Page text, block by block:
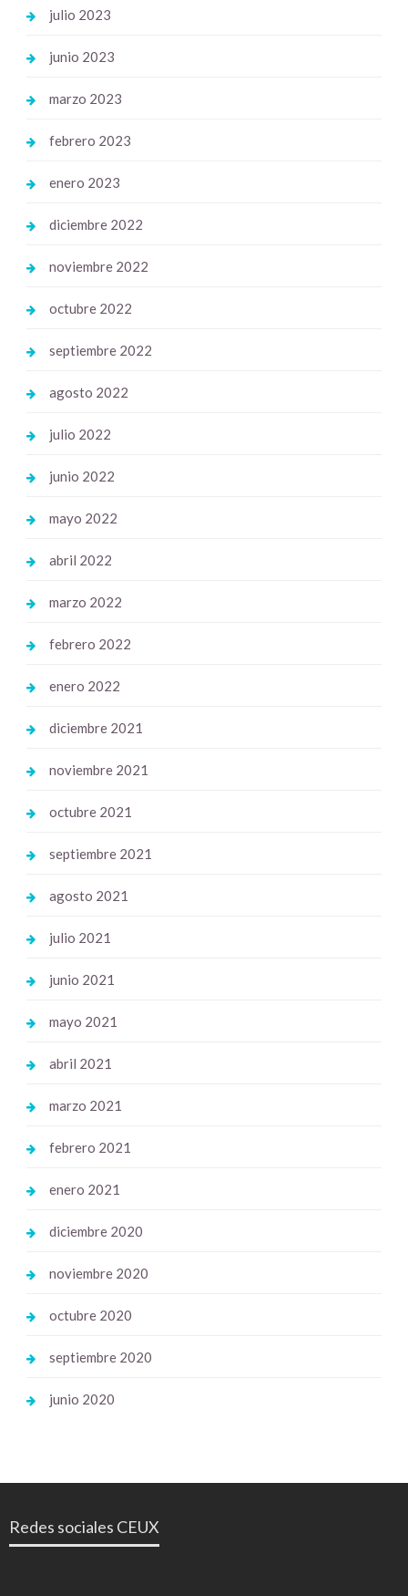
julio 2023
junio 2023
marzo 2023
febrero 2023
enero 2023
diciembre 2022
noviembre 2022
octubre 2022
septiembre 2022
agosto 2022
julio 2022
junio 2022
mayo 2022
abril 2022
marzo 2022
febrero 2022
enero 2022
diciembre 2021
noviembre 2021
octubre 2021
septiembre 2021
agosto 2021
julio 2021
junio 2021
mayo 2021
abril 2021
marzo 2021
febrero 2021
enero 2021
diciembre 2020
noviembre 2020
octubre 2020
septiembre 2020
junio 2020
Redes sociales CEUX